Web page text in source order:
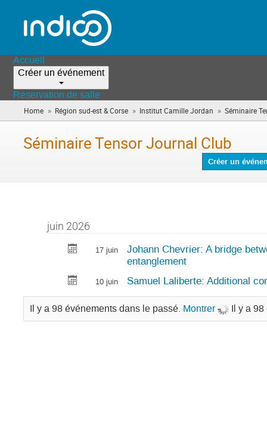
Accueil
Créer un événement
Réservation de salle
Home » Région sud-est & Corse » Institut Camille Jordan » Séminaire
Séminaire Tensor Journal Club
Créer un
juin 2026
17 juin
Johann Chevrier: A bridge
entanglement
10 juin Samuel Laliberte: Additional
Il y a 98 événements dans le passé. Montrer Il y a